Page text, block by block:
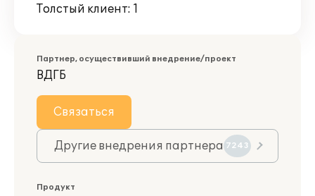
Толстый клиент: 1
Партнер, осуществивший внедрение/проект
ВДГБ
Связаться
Другие внедрения партнера 7243
Продукт